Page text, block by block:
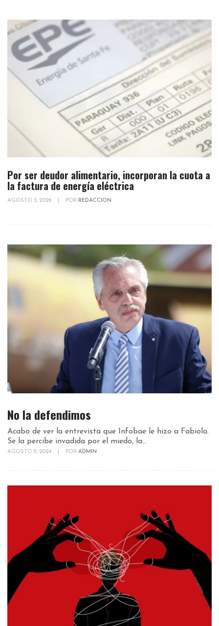
Por ser deudor alimentario, incorporan la cuota a
la factura de energía eléctrica
AGOSTO 3, 2026 POR REDACCION
No la defendimos
Acabo de ver la entrevista que Infobae le hizo a Fabiola.
Se la percibe invadida por el miedo, la...
AGOSTO 11, 2024 POR ADMIN